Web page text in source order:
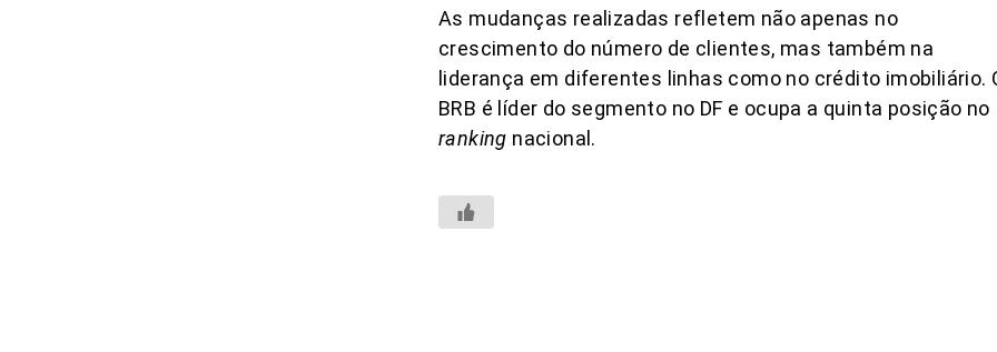
As mudanças realizadas refletem não apenas no
crescimento do número de clientes, mas também na
liderança em diferentes linhas como no crédito imobiliário.
BRB é líder do segmento no DF e ocupa a quinta posição no
ranking nacional.